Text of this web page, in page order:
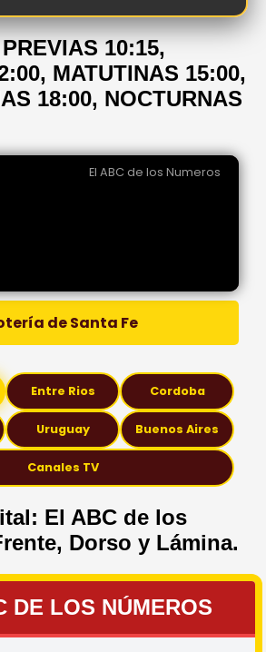
10:15,
MATUTINAS 15:00,
18:00, NOCTURNAS
El ABC de los Numeros
de Santa Fe
Entre Rios Cordoba
Uruguay Buenos Aires
Canales TV
El ABC de los
Dorso y Lámina.
DE LOS NÚMEROS